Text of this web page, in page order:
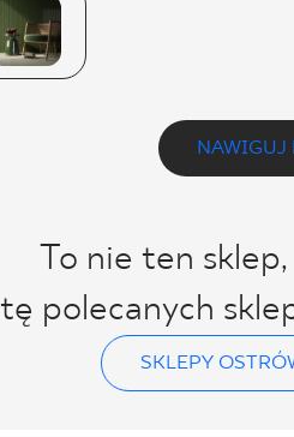
NAWIGUJ
To nie ten
polecanych
SKLEPY